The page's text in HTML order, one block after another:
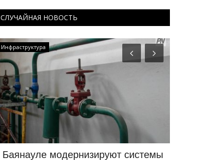
СЛУЧАЙНАЯ НОВОСТЬ
Инфраструктура
Баянауле модернизируют системы